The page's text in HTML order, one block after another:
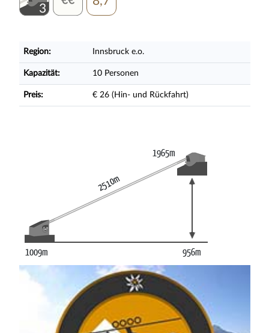
3
Region: Innsbruck e.o.
Kapazität: 10 Personen
Preis: € 26 (Hin- und Rückfahrt)
1009m
1965m
2510m
956m